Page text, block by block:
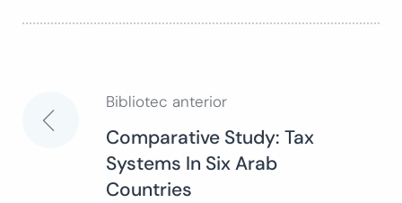
Navegación
Bibliotec anterior
Comparative Study: Tax
Systems In Six Arab
Countries